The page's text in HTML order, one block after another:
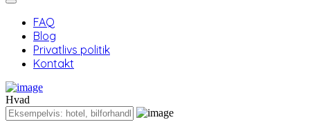
FAQ
Blog
Privatlivs politik
Kontakt
Hvad